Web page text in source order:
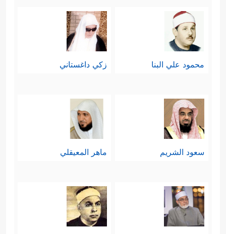
محمود علي البنا زكي داغستاني
سعود الشريم ماهر المعيقلي